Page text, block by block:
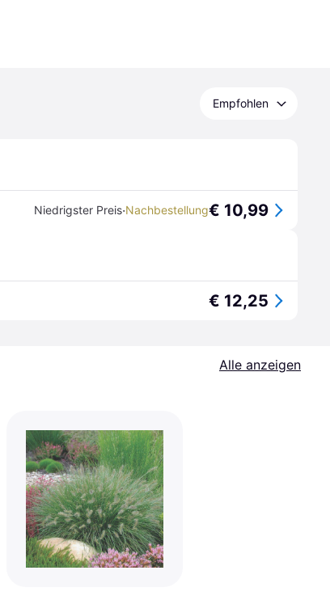
Empfohlen
Niedrigster Preis·Nachbestellung€ 10,99
€ 12,25
Alle anzeigen